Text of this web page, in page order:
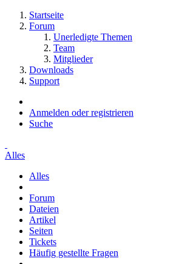
Startseite
Forum
Unerledigte Themen
Team
Mitglieder
Downloads
Support
Anmelden oder registrieren
Suche
Alles
Alles
Forum
Dateien
Artikel
Seiten
Tickets
Häufig gestellte Fragen